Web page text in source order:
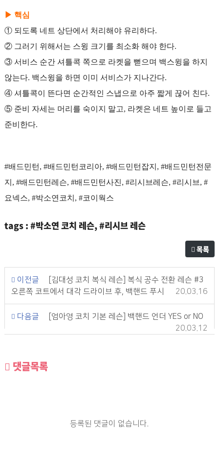
▶ 핵심
① 되도록 네트 상단에서 처리해야 유리하다.
② 그러기 위해서는 스윙 크기를 최소화 해야 한다.
③ 서비스 순간 셔틀콕 쪽으로 라켓을 뻗으며 백스윙을 하지
않는다. 백스윙을 하면 이미 서비스가 지나간다.
④ 셔틀콕이 뜬다면 순간적인 스냅으로 아주 짧게 끊어 친다.
⑤ 준비 자세는 머리를 숙이지 말고, 라켓은 네트 높이로 들고
준비한다.
#배드민턴, #배드민턴코리아, #배드민턴잡지, #배드민턴전문
지, #배드민턴레슨, #배드민턴사진, #리시브레슨, #리시브, #
요넥스, #박소연코치, #코이웍스
tags : #박소연 코치 레슨, #리시브 레슨
목록
이전글
[김대성 코치 복식 레슨] 복식 공수 전환 레슨 #3
오른쪽 코트에서 대각 드라이브 후, 백핸드 푸시
20.03.16
다음글
[엄아영 코치 기본 레슨] 백핸드 언더 YES or NO
20.03.12
댓글목록
등록된 댓글이 없습니다.